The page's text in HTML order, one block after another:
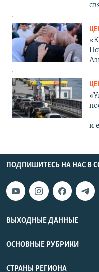
—
и
ПОДПИШИТЕСЬ НА НАС В
ВЫХОДНЫЕ ДАННЫЕ
ОСНОВНЫЕ РУБРИКИ
СТРАНЫ РЕГИОНА